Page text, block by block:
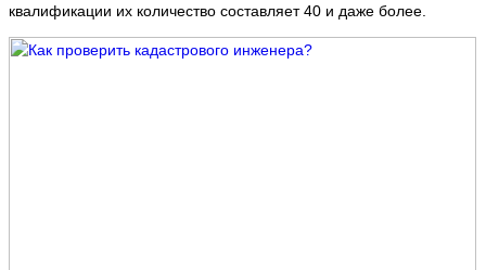
квалификации их количество составляет 40 и даже более.